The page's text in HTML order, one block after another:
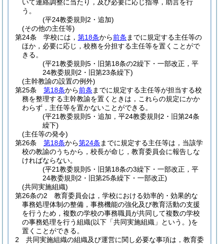
いて連絡調整に当たり，及び必要に応じ指導，助言を行
う。
(平24教委規則2・追加)
(その他の主任等)
第24条
学校には， 第18条から前条 までに規定する主任等の
ほか，必要に応じ，校務を分担する主任等を置くことがで
きる。
(平21教委規則5・旧第18条の2繰下・一部改正，平
24教委規則2・旧第23条繰下)
(主幹教諭の設置の例外)
第25条
第18条から前条 までに規定する主任等が担当する校
務を整理する主幹教諭を置くときは，これらの規定にかか
わらず，主任等を置かないことができる。
(平21教委規則5・追加，平24教委規則2・旧第24条
繰下)
(主任等の発令)
第26条
第18条から第24条 までに規定する主任等は，当該学
校の教諭のうちから，校長が命じ，教育委員会に報告しな
ければならない。
(平21教委規則5・旧第18条の3繰下・一部改正，平
24教委規則2・旧第25条繰下・一部改正)
(共同実施組織)
第26条の2
教育委員会は，学校における効率的・効果的な
事務処理体制の整備，事務機能の強化及び教育活動の支援
を行うため，複数の学校の事務職員が共同して複数の学校
の事務処理を行う組織(以下「共同実施組織」という。)を
置くことができる。
2
共同実施組織の組織及び運営に関し必要な事項は，教育委